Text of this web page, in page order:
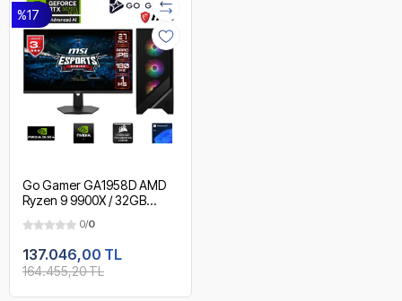
%17
Go Gamer GA1958D AMD
Ryzen 9 9900X / 32GB
NVMe m.2 SSD / RTX
5070Ti 16GB / 240mm Sıvı
Soğutma / MSI 27" 180Hz. /
AMD Gaming Paket
0/0
137.046,00 TL
164.455,20 TL